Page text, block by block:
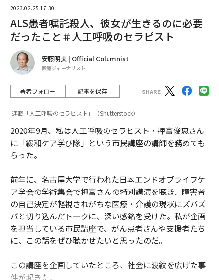
2023.02.25 17:30
ALS患者嘱託殺人、彼女が生きるのに必要
だったこと＃人工呼吸のセラピスト
安藤明夫 | Official Columnist
医療ジャーナリスト
著者フォロー 記事を保存
連載「人工呼吸のセラピスト」（Shutterstock）
2020年9月、私は人工呼吸のセラピスト・押富俊恵さん
に「緩和ケア学び隊」という市民講座の講師を務めても
らった。
前年に、名古屋大学で行われた日本エンドオブライフケ
ア学会の学術集会で押富さんの特別講演を聴き、障害者
の自己決定が軽視されがちな医療・介護の現状にズバズ
バと切り込んだトークに、深い感銘を受けた。私が企画
を担当している市民講座で、がん患者さんや支援者たち
に、この話をぜひ聴かせたいと思ったのだ。
この講座を企画していたところ、社会に波紋を広げた事
件が起きた。